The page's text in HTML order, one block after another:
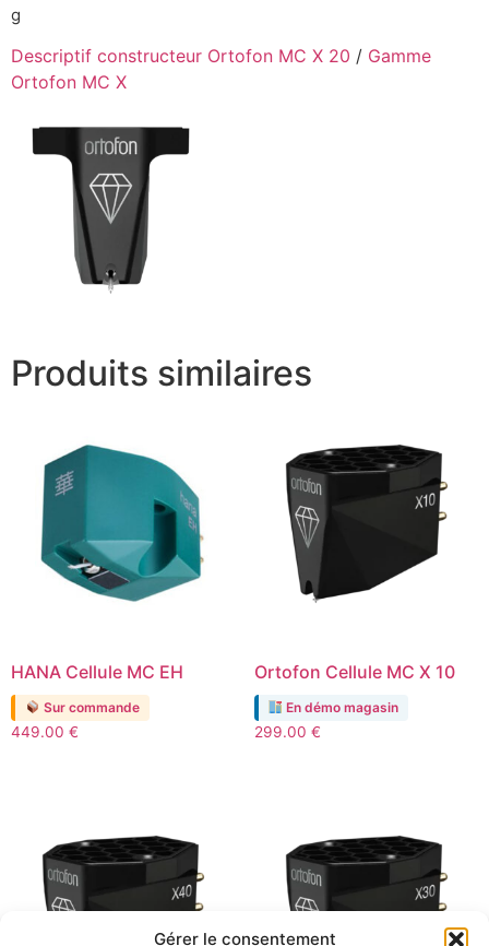
Gérer le consentement
g
Descriptif constructeur Ortofon MC X 20 / Gamme
Ortofon MC X
Produits similaires
HANA Cellule MC EH
Sur commande
449.00 €
Ortofon Cellule MC X 10
En démo magasin
299.00 €